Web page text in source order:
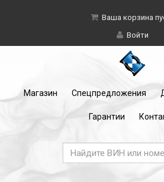
Ваша корзина
Войти
Магазин Спецпредложения
Гарантии